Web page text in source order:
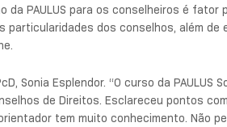
PAULUS para os conselheiros é fator
dos conselhos, além de
Sonia Esplendor. “O curso da PAULUS
de Direitos. Esclareceu pontos
tem muito conhecimento. Não